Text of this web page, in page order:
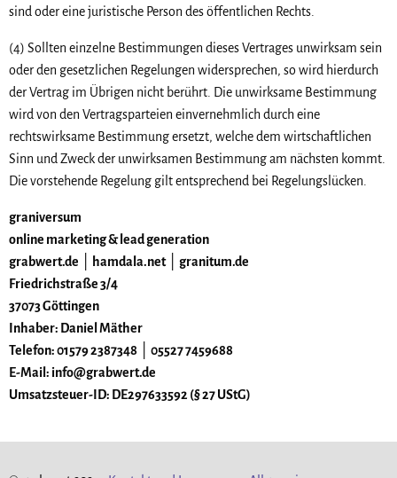
sind oder eine juristische Person des öffentlichen Rechts.
(4) Sollten einzelne Bestimmungen dieses Vertrages unwirksam sein
oder den gesetzlichen Regelungen widersprechen, so wird hierdurch
der Vertrag im Übrigen nicht berührt. Die unwirksame Bestimmung
wird von den Vertragsparteien einvernehmlich durch eine
rechtswirksame Bestimmung ersetzt, welche dem wirtschaftlichen
Sinn und Zweck der unwirksamen Bestimmung am nächsten kommt.
Die vorstehende Regelung gilt entsprechend bei Regelungslücken.
graniversum
online marketing & lead generation
grabwert.de │ hamdala.net │ granitum.de
Friedrichstraße 3/4
37073 Göttingen
Inhaber: Daniel Mäther
Telefon: 01579 2387348 │ 05527 7459688
E-Mail: info@grabwert.de
Umsatzsteuer-ID: DE297633592 (§ 27 UStG)